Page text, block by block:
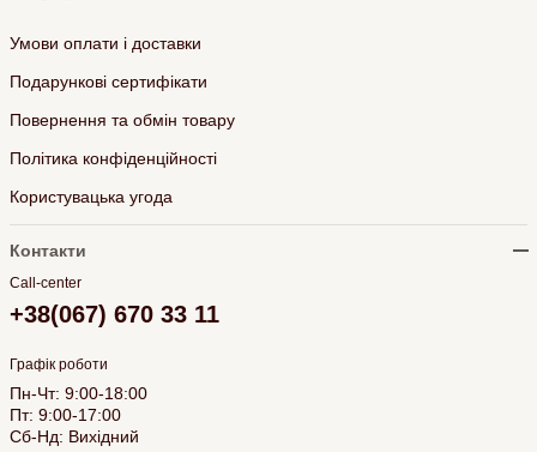
Умови оплати і доставки
Подарункові сертифікати
Повернення та обмін товару
Політика конфіденційності
Користувацька угода
Контакти
Call-center
+38(067) 670 33 11
Графік роботи
Пн-Чт: 9:00-18:00
Пт: 9:00-17:00
Сб-Нд: Вихідний